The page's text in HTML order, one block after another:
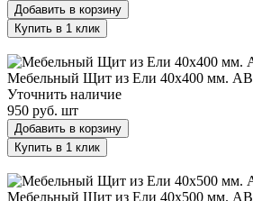
Добавить в корзину
Купить в 1 клик
Мебельный Щит из Ели 40х400 мм. AB
Уточнить наличие
950 руб. шт
Добавить в корзину
Купить в 1 клик
Мебельный Щит из Ели 40х500 мм. AB